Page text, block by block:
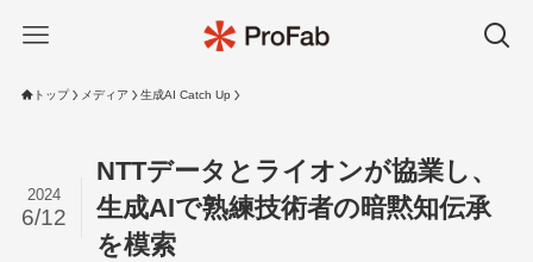
トップ メディア 生成AI Catch Up
NTTデータとライオンが協業し、
生成AIで熟練技術者の暗黙知伝承
を模索
2024
6/12